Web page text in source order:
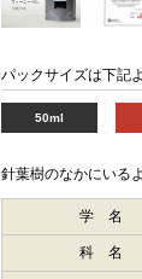
パックサイズは下記
50ml
針葉樹のなかにいる
学 名
科 名